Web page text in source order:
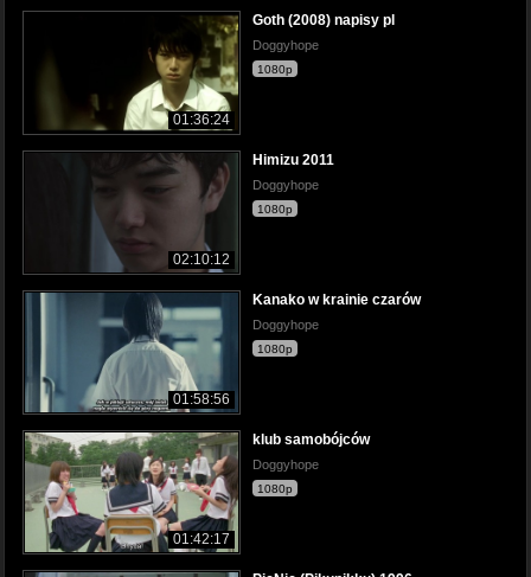
01:36:24
Goth (2008) napisy pl
Doggyhope
1080p
02:10:12
Himizu 2011
Doggyhope
1080p
01:58:56
Kanako w krainie czarów
Doggyhope
1080p
01:42:17
klub samobójców
Doggyhope
1080p